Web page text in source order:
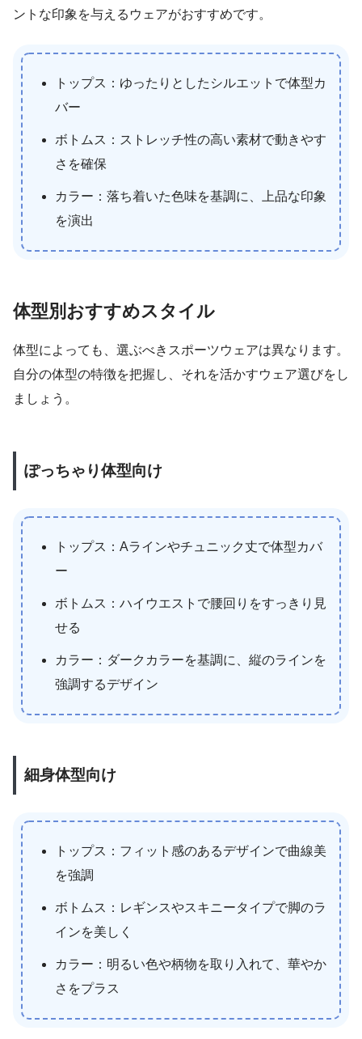
ントな印象を与えるウェアがおすすめです。
トップス：ゆったりとしたシルエットで体型カ
バー
ボトムス：ストレッチ性の高い素材で動きやす
さを確保
カラー：落ち着いた色味を基調に、上品な印象
を演出
体型別おすすめスタイル
体型によっても、選ぶべきスポーツウェアは異なります。
自分の体型の特徴を把握し、それを活かすウェア選びをし
ましょう。
ぽっちゃり体型向け
トップス：Aラインやチュニック丈で体型カバ
ー
ボトムス：ハイウエストで腰回りをすっきり見
せる
カラー：ダークカラーを基調に、縦のラインを
強調するデザイン
細身体型向け
トップス：フィット感のあるデザインで曲線美
を強調
ボトムス：レギンスやスキニータイプで脚のラ
インを美しく
カラー：明るい色や柄物を取り入れて、華やか
さをプラス